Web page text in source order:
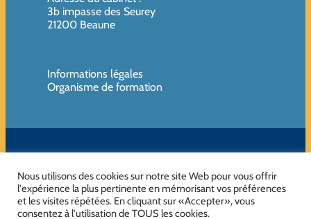
3b impasse des Seurey
21200 Beaune
Informations légales
Organisme de formation
Nous utilisons des cookies sur notre site Web pour vous offrir
l'expérience la plus pertinente en mémorisant vos préférences
et les visites répétées. En cliquant sur «Accepter», vous
consentez à l'utilisation de TOUS les cookies.